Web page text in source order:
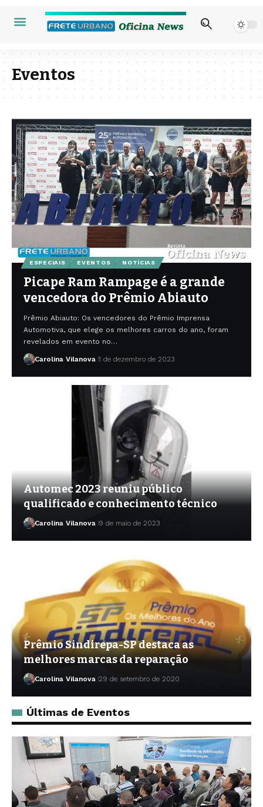
Eventos
ESPECIAIS EVENTOS NOTÍCIAS
Picape Ram Rampage é a grande
vencedora do Prêmio Abiauto
Prêmio Abiauto: Os vencedores do Prêmio Imprensa
Automotiva, que elege os melhores carros do ano, foram
revelados em evento no…
Carolina Vilanova 1 de dezembro de 2023
Automec 2023 reuniu público
qualificado e conhecimento técnico
Carolina Vilanova 9 de maio de 2023
Prêmio Sindirepa-SP destaca as
melhores marcas da reparação
Carolina Vilanova 29 de setembro de 2020
Últimas de Eventos